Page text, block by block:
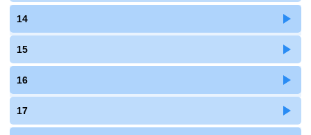
14
15
16
17